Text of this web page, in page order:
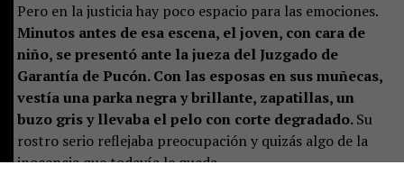
Pero en la justicia hay poco espacio para las emociones.
Minutos antes de esa escena, el joven, con cara de
niño, se presentó ante la jueza del Juzgado de
Garantía de Pucón. Con las esposas en sus muñecas,
vestía una parka negra y brillante, zapatillas, un
buzo gris y llevaba el pelo con corte degradado.Su
rostro serio reflejaba preocupación y quizás algo de la
inocencia que todavía le queda.